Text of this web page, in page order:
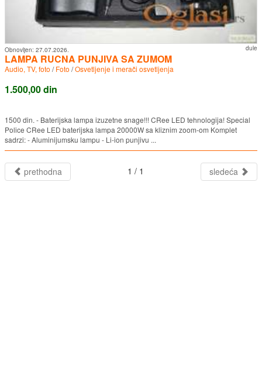
dule
Obnovljen: 27.07.2026.
LAMPA RUCNA PUNJIVA SA ZUMOM
Audio, TV, foto /Foto /Osvetljenje i merači osvetljenja
1.500,00 din
1500 din. - Baterijska lampa izuzetne snage!!! CRee LED tehnologija! Special
Police CRee LED baterijska lampa 20000W sa kliznim zoom-om Komplet
sadrzi: - Aluminijumsku lampu - Li-ion punjivu ...
prethodna 1 / 1 sledeća